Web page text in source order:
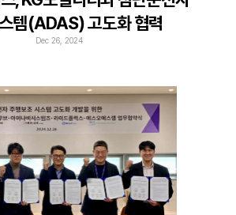
English
템(ADAS) 고도화 협력
Dec 26, 2024